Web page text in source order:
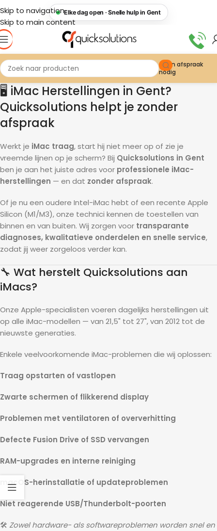
Elke dag open · Snelle hulp in Gent
Skip to navigation
Skip to main content
Geen afspraak
nodig
🖥️ iMac Herstellingen in Gent?
Quicksolutions helpt je zonder
afspraak
Werkt je iMac traag, start hij niet meer op of zie je
vreemde lijnen op je scherm? Bij Quicksolutions in Gent
ben je aan het juiste adres voor professionele iMac-
herstellingen — en dat zonder afspraak.
Of je nu een oudere Intel-iMac hebt of een recente Apple
Silicon (M1/M3), onze technici kennen de toestellen van
binnen en van buiten. Wij zorgen voor transparante
diagnoses, kwalitatieve onderdelen en snelle service,
zodat jij weer zorgeloos verder kan.
🔧 Wat herstelt Quicksolutions aan
iMacs?
Onze Apple-specialisten voeren dagelijks herstellingen uit
op alle iMac-modellen — van 21,5" tot 27", van 2012 tot de
nieuwste generaties.
Enkele veelvoorkomende iMac-problemen die wij oplossen:
Traag opstarten of vastlopen
Zwarte schermen of flikkerend display
Problemen met ventilatoren of oververhitting
Defecte Fusion Drive of SSD vervangen
RAM-upgrades en interne reiniging
macOS-herinstallatie of updateproblemen
Niet reagerende USB/Thunderbolt-poorten
🛠️ Zowel hardware- als softwareproblemen worden snel en